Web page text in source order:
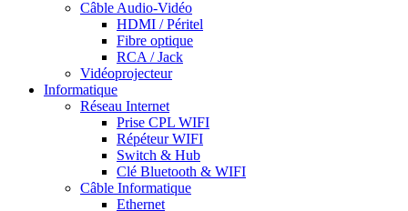
Câble Audio-Vidéo
HDMI / Péritel
Fibre optique
RCA / Jack
Vidéoprojecteur
Informatique
Réseau Internet
Prise CPL WIFI
Répéteur WIFI
Switch & Hub
Clé Bluetooth & WIFI
Câble Informatique
Ethernet